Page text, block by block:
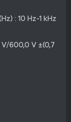
: 10 Hz-1 kHz
600,0 V ±(0,7